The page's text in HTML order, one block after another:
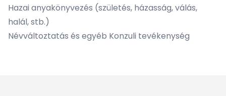
Hazai anyakönyvezés (születés, házasság, válás,
halál, stb.)
Névváltoztatás és egyéb Konzuli tevékenység